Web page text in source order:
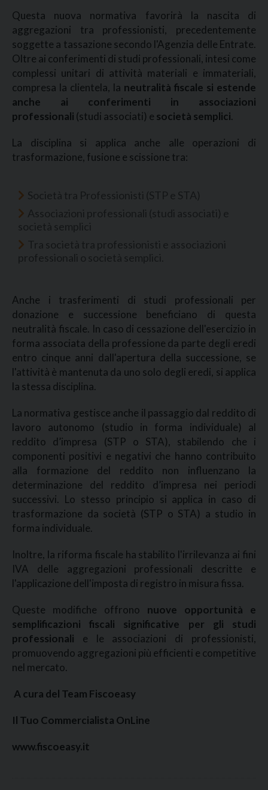
Questa nuova normativa favorirà la nascita di
aggregazioni tra professionisti, precedentemente
soggette a tassazione secondo l'Agenzia delle Entrate.
Oltre ai conferimenti di studi professionali, intesi come
complessi unitari di attività materiali e immateriali,
compresa la clientela, la neutralità fiscale si estende
anche ai conferimenti in associazioni
professionali (studi associati) e società semplici.
La disciplina si applica anche alle operazioni di
trasformazione, fusione e scissione tra:
Anche i trasferimenti di studi professionali per
donazione e successione beneficiano di questa
neutralità fiscale. In caso di cessazione dell'esercizio in
forma associata della professione da parte degli eredi
entro cinque anni dall'apertura della successione, se
l'attività è mantenuta da uno solo degli eredi, si applica
la stessa disciplina.
La normativa gestisce anche il passaggio dal reddito di
lavoro autonomo (studio in forma individuale) al
reddito d’impresa (STP o STA), stabilendo che i
componenti positivi e negativi che hanno contribuito
alla formazione del reddito non influenzano la
determinazione del reddito d’impresa nei periodi
successivi. Lo stesso principio si applica in caso di
trasformazione da società (STP o STA) a studio in
forma individuale.
Inoltre, la riforma fiscale ha stabilito l'irrilevanza ai fini
IVA delle aggregazioni professionali descritte e
l'applicazione dell'imposta di registro in misura fissa.
Queste modifiche offrono nuove opportunità e
semplificazioni fiscali significative per gli studi
professionali e le associazioni di professionisti,
promuovendo aggregazioni più efficienti e competitive
nel mercato.
A cura del Team Fiscoeasy
Il Tuo Commercialista OnLine
www.fiscoeasy.it